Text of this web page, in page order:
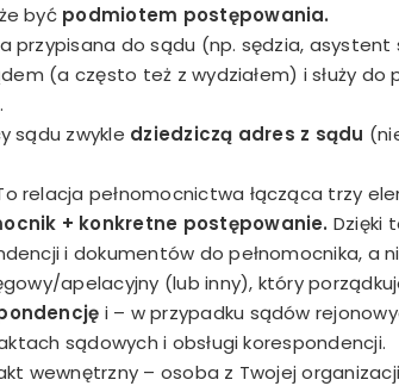
być podmiotem postępowania.
przypisana do sądu (np. sędzia,
(a często też z wydziałem) i służy do
sądu zwykle dziedziczą adres z sądu
relacja pełnomocnictwa łącząca trzy
+ konkretne postępowanie. Dzięki
i dokumentów do pełnomocnika, a
apelacyjny (lub inny), który
i – w przypadku sądów
sądowych i obsługi korespondencji.
wewnętrzny – osoba z Twojej